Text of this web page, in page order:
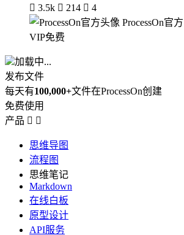
 3.5k  214  4
ProcessOn官方
VIP免费
加载中...
发布文件
每天有100,000+文件在ProcessOn创建
免费使用
产品  
思维导图
流程图
思维笔记
Markdown
在线白板
原型设计
API服务